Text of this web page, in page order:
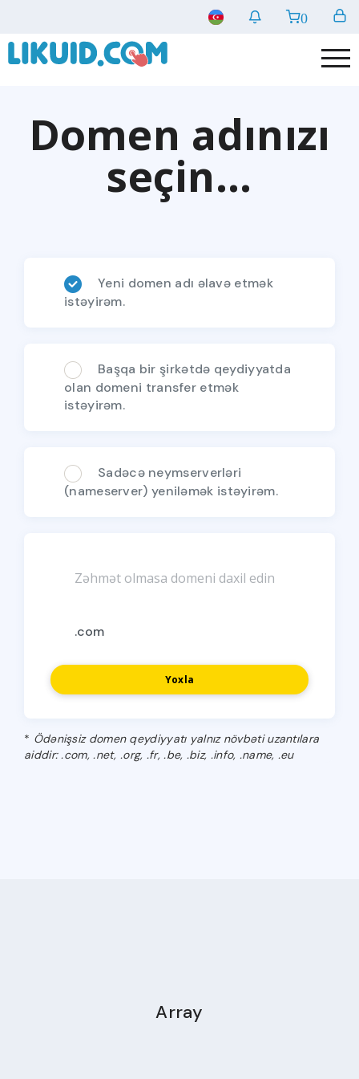
0
Domen adınızı
seçin...
Yeni domen adı əlavə etmək
istəyirəm.
Başqa bir şirkətdə qeydiyyatda
olan domeni transfer etmək
istəyirəm.
Sadəcə neymserverləri
(nameserver) yeniləmək istəyirəm.
Yoxla
* Ödənişsiz domen qeydiyyatı yalnız növbəti uzantılara
aiddir: .com, .net, .org, .fr, .be, .biz, .info, .name, .eu
Array